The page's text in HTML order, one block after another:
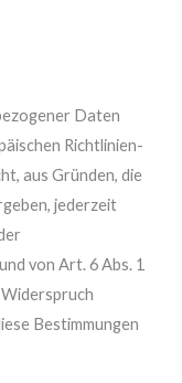
Daten
Richtlinien-
aus Gründen, die
jederzeit
von Art. 6 Abs. 1
Bestimmungen